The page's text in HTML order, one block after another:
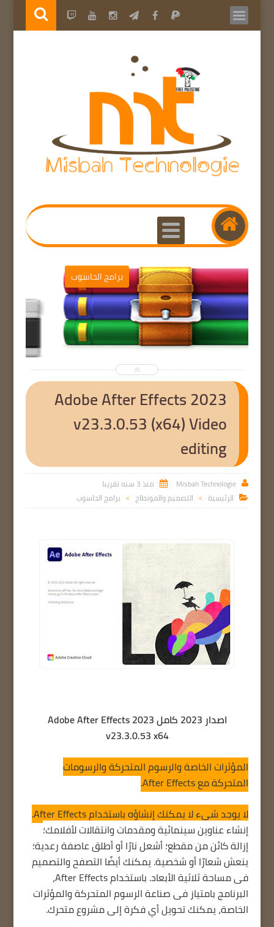
برامج الحاسوب
Adobe After Effects 2023
v23.3.0.53 (x64) Video
editing

Misbah Technologie
 منذ 3 سنه تقريبا
 الرئيسية > التصميم والمونطاج > برامج الحاسوب
اصدار 2023 كامل Adobe After Effects 2023
v23.3.0.53 x64
المؤثرات الخاصة والرسوم المتحركة والرسومات
المتحركة مع After Effects.
لا يوجد شيء لا يمكنك إنشاؤه باستخدام After Effects.
إنشاء عناوين سينمائية ومقدمات وانتقالات لأفلامك؛
إزالة كائن من مقطع؛ أشعل نارًا أو أطلق عاصفة رعدية؛
ينعش شعارًا أو شخصية. يمكنك أيضًا التصفح والتصميم
في مساحة ثلاثية الأبعاد. باستخدام After Effects،
البرنامج بامتياز في صناعة الرسوم المتحركة والمؤثرات
الخاصة، يمكنك تحويل أي فكرة إلى مشروع متحرك.